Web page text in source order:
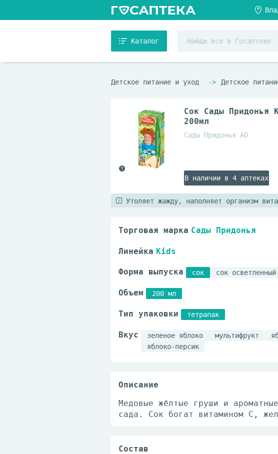
Каталог
Детское питание и уход Детское
Сок Сады Придонья
200мл
Сады Придонья АО
В наличии в 4 аптеках
Утоляет жажду, наполняет организм
Торговая марка Сады Придонья
Линейка Kids
Форма выпуска сок сок осветленный
Объем 200 мл
Тип упаковки тетрапак
Вкус зеленое яблоко мультифрукт
яблоко-персик
Описание
Медовые жёлтые груши и
сада. Сок богат витамином С,
Состав